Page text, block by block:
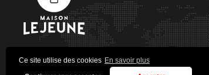
Ce site utilise des cookies En savoir plus
10 rue Pierre Curie